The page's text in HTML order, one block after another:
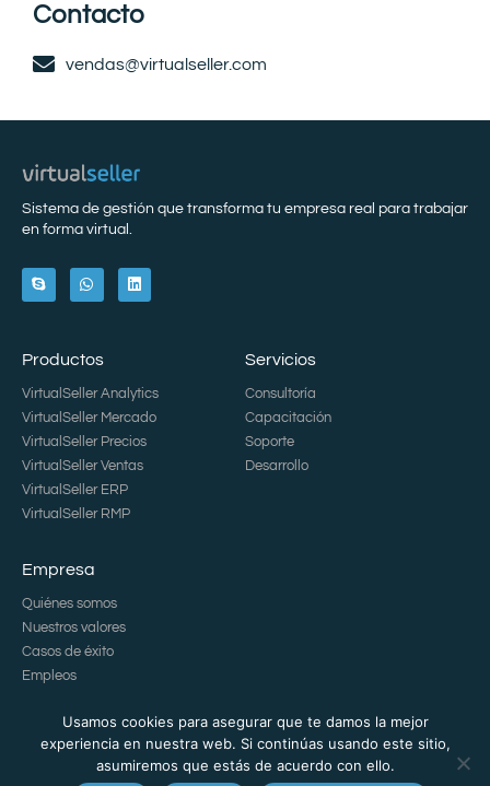
Contacto
vendas@virtualseller.com
Sistema de gestión que transforma tu empresa real para trabajar
en forma virtual.
Productos
VirtualSeller Analytics
VirtualSeller Mercado
VirtualSeller Precios
VirtualSeller Ventas
VirtualSeller ERP
VirtualSeller RMP
Servicios
Consultoría
Capacitación
Soporte
Desarrollo
Empresa
Quiénes somos
Nuestros valores
Casos de éxito
Empleos
Usamos cookies para asegurar que te damos la mejor
experiencia en nuestra web. Si continúas usando este sitio,
asumiremos que estás de acuerdo con ello.